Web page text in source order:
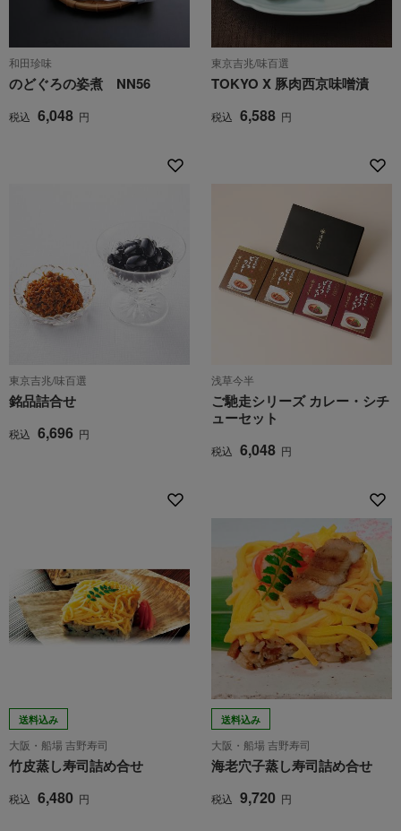
和田珍味
のどぐろの姿煮 NN56
税込 6,048 円
東京吉兆/味百選
TOKYO X 豚肉西京味噌漬
税込 6,588 円
東京吉兆/味百選
銘品詰合せ
税込 6,696 円
浅草今半
ご馳走シリーズ カレー・シチ
ューセット
税込 6,048 円
送料込み
大阪・船場 吉野寿司
竹皮蒸し寿司詰め合せ
税込 6,480 円
送料込み
大阪・船場 吉野寿司
海老穴子蒸し寿司詰め合せ
税込 9,720 円